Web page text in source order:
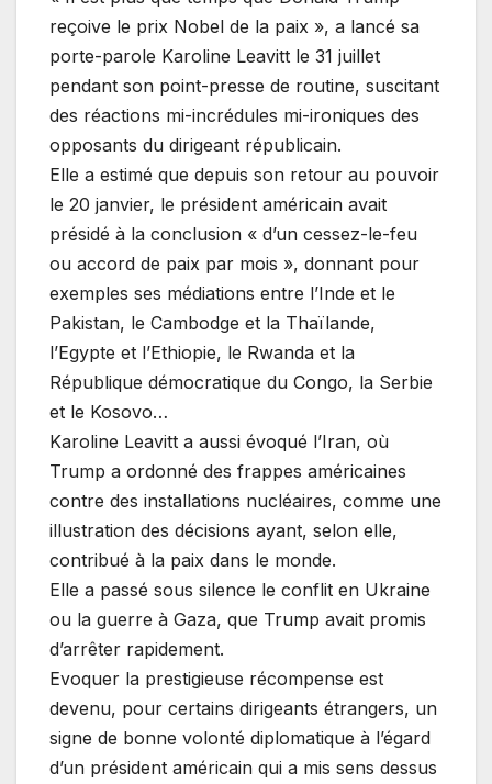
reçoive le prix Nobel de la paix », a lancé sa
porte-parole Karoline Leavitt le 31 juillet
pendant son point-presse de routine, suscitant
des réactions mi-incrédules mi-ironiques des
opposants du dirigeant républicain.
Elle a estimé que depuis son retour au pouvoir
le 20 janvier, le président américain avait
présidé à la conclusion « d’un cessez-le-feu
ou accord de paix par mois », donnant pour
exemples ses médiations entre l’Inde et le
Pakistan, le Cambodge et la Thaïlande,
l’Egypte et l’Ethiopie, le Rwanda et la
République démocratique du Congo, la Serbie
et le Kosovo…
Karoline Leavitt a aussi évoqué l’Iran, où
Trump a ordonné des frappes américaines
contre des installations nucléaires, comme une
illustration des décisions ayant, selon elle,
contribué à la paix dans le monde.
Elle a passé sous silence le conflit en Ukraine
ou la guerre à Gaza, que Trump avait promis
d’arrêter rapidement.
Evoquer la prestigieuse récompense est
devenu, pour certains dirigeants étrangers, un
signe de bonne volonté diplomatique à l’égard
d’un président américain qui a mis sens dessus